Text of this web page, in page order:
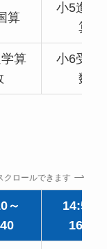
算
小5進学
算
算
小6受験
数
クロールできます
～
14:50～
16:20